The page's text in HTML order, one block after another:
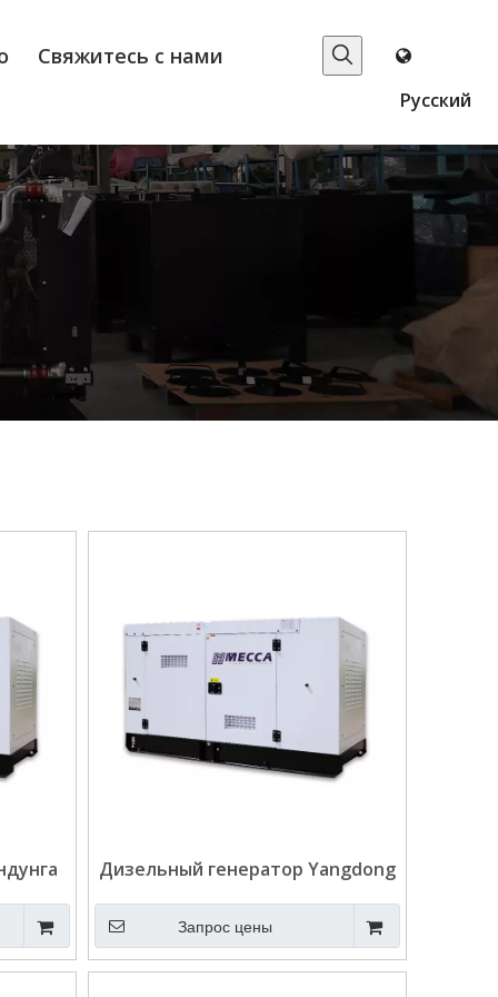
Свяжитесь с нами
Pусский
Дизельный генератор Yangdong
мощностью 40 кВА с водяным
охлаждением для
телекоммуникаций
Запрос цены